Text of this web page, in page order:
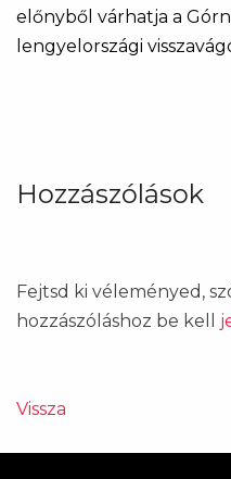
előnyből várhatja a
lengyelországi
Hozzászólások
Fejtsd ki véleményed,
hozzászóláshoz be kell
Vissza